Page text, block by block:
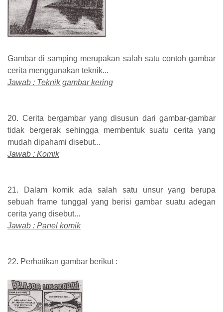
Gambar di samping merupakan salah satu contoh gambar
cerita menggunakan teknik...
Jawab : Teknik gambar kering
20. Cerita bergambar yang disusun dari gambar-gambar
tidak bergerak sehingga membentuk suatu cerita yang
mudah dipahami disebut...
Jawab : Komik
21. Dalam komik ada salah satu unsur yang berupa
sebuah frame tunggal yang berisi gambar suatu adegan
cerita yang disebut...
Jawab : Panel komik
22. Perhatikan gambar berikut :